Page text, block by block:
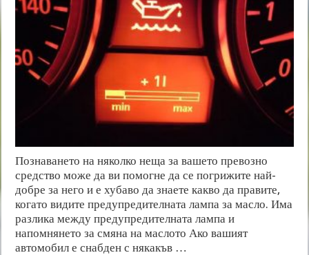
Познаването на няколко неща за вашето превозно
средство може да ви помогне да се погрижите най-
добре за него и е хубаво да знаете какво да правите,
когато видите предупредителната лампа за масло. Има
разлика между предупредителната лампа и
напомнянето за смяна на маслото Ако вашият
автомобил е снабден с някакъв …